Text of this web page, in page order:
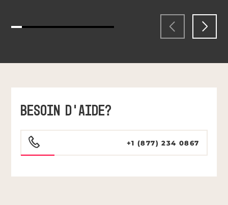
BESOIN D’AIDE?
+1 (877) 234 0867